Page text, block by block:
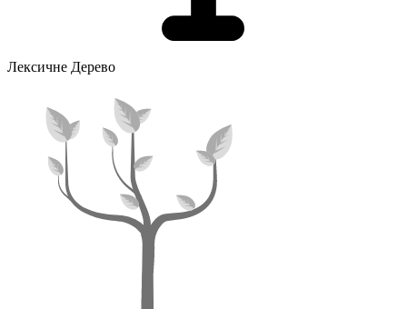
Лексичне Дерево